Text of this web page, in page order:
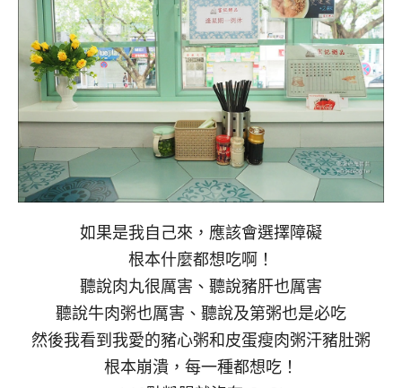
如果是我自己來，應該會選擇障礙
根本什麼都想吃啊！
聽說肉丸很厲害、聽說豬肝也厲害
聽說牛肉粥也厲害、聽說及第粥也是必吃
然後我看到我愛的豬心粥和皮蛋瘦肉粥汗豬肚粥
根本崩潰，每一種都想吃！